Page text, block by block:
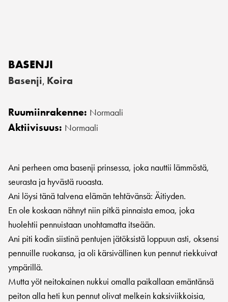
BASENJI
Basenji, Koira
Ruumiinrakenne: Normaali
Aktiivisuus: Normaali
Ani perheen oma basenji prinsessa, joka nauttii lämmöstä,
seurasta ja hyvästä ruoasta.
Ani löysi tänä talvena elämän tehtävänsä: Äitiyden.
En ole koskaan nähnyt niin pitkä pinnaista emoa, joka
huolehtii pennuistaan unohtamatta itseään.
Ani piti kodin siistinä pentujen jätöksistä loppuun asti, oksensi
pennuille ruokansa, ja oli kärsivällinen kun pennut riekkuivat
ympärillä.
Mutta yöt neitokainen nukkui omalla paikallaan emäntänsä
peiton alla heti kun pennut olivat melkein kaksiviikkoisia,